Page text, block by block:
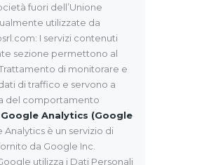
fuori dell’Unione
utilizzate da
I servizi contenuti
sezione permettono al
di monitorare e
di traffico e servono a
del comportamento
Google Analytics (Google
Analytics è un servizio di
da Google Inc.
utilizza i Dati Personali